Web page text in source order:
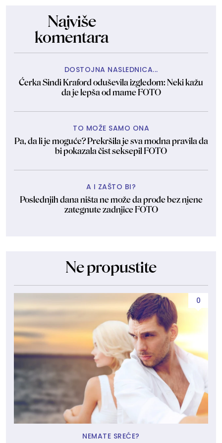
Najviše
komentara
DOSTOJNA NASLEDNICA...
Ćerka Sindi Kraford oduševila izgledom: Neki kažu
da je lepša od mame FOTO
TO MOŽE SAMO ONA
Pa, da li je moguće? Prekršila je sva modna pravila da
bi pokazala čist seksepil FOTO
A I ZAŠTO BI?
Poslednjih dana ništa ne može da prođe bez njene
zategnute zadnjice FOTO
Ne propustite
0
NEMATE SREĆE?